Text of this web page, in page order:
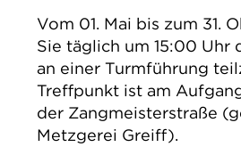
Vom 01. Mai bis zum 31.
Sie täglich um 15:00 Uhr
an einer Turmführung
Treffpunkt ist am
der Zangmeisterstraße
Metzgerei Greiff).